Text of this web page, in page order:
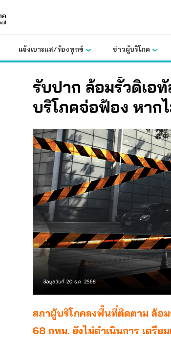
แจ้งเบาะแส/ร้องทุกข์ ข่าวผู้บริโภค
รับปาก ล้อมรั้วดิเอ
บริโภคจ่อฟ้อง หาก
สภาผู้บริโภคลงพื้นที่ติดตาม ล้อ
68 กทม. ยังไม่ดำเนินการ เตรี